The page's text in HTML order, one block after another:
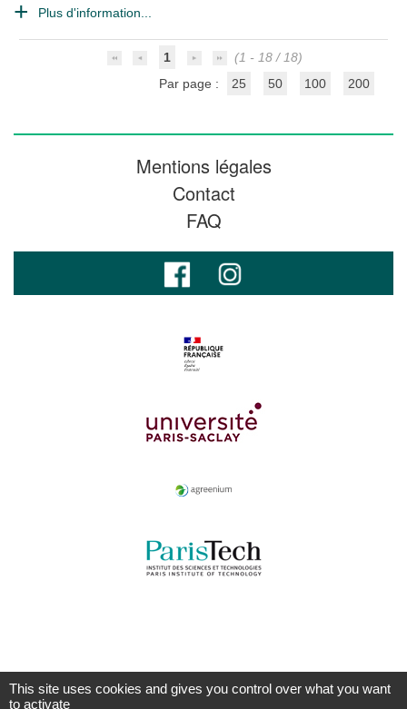
Plus d'information...
1
(1 - 18 / 18)
Par page :
25 50 100 200
Mentions légales
Contact
FAQ
This site uses cookies and gives you control over what you want
to activate